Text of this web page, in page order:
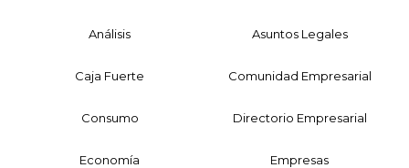
Análisis Asuntos Legales
Caja Fuerte Comunidad Empresarial
Consumo Directorio Empresarial
Economía Empresas